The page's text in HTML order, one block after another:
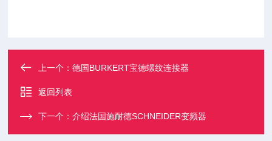
上一个：德国BURKERT宝德螺纹连接器
返回列表
下一个：介绍法国施耐德SCHNEIDER变频器